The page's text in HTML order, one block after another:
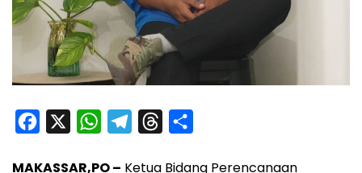
W
MAKASSAR,PO – Ketua Bidang Perencanaan